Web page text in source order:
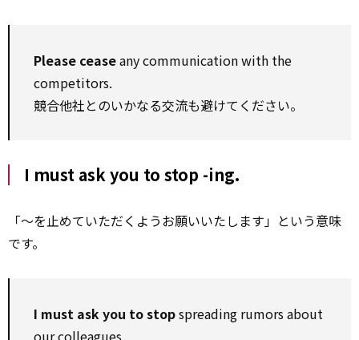
Please ceaseany communication with the
competitors.
競合他社とのいかなる交流も避けてください。
I must ask you to stop -ing.
「～を止めていただくようお願いいたします」という意味
です。
I must ask you to stopspreading rumors about
our colleagues.